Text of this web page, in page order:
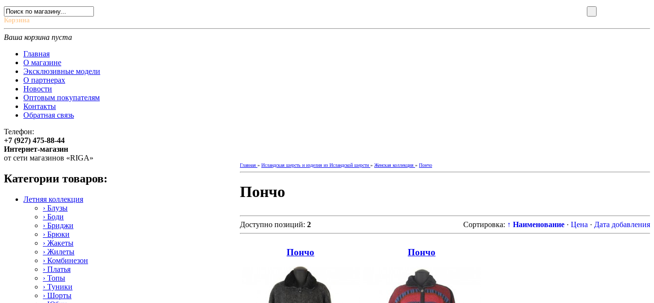
Корзина
Ваша корзина пуста
Главная
О магазине
Эксклюзивные модели
О партнерах
Новости
Оптовым покупателям
Контакты
Обратная связь
Телефон:
+7 (927) 475-88-44
Интернет-магазин
от сети магазинов «RIGA»
Категории товаров:
Летняя коллекция
› Блузы
› Боди
› Бриджи
› Брюки
› Жакеты
› Жилеты
› Комбинезон
› Платья
› Топы
› Туники
› Шорты
Главная » Исландская шерсть и изделия из Исландской шерсти » Женская коллекция » Пончо
Пончо
Доступно позиций: 2 Сортировка: ↑ Наименование · Цена · Дата добавления
Пончо Пончо